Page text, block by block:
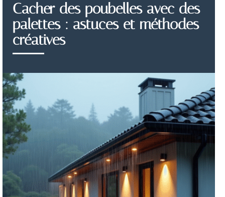
Cacher des poubelles avec des
palettes : astuces et méthodes
créatives